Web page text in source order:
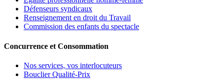
Défenseurs syndicaux
Renseignement en droit du Travail
Commission des enfants du spectacle
Concurrence et Consommation
Nos services, vos interlocuteurs
Bouclier Qualité-Prix